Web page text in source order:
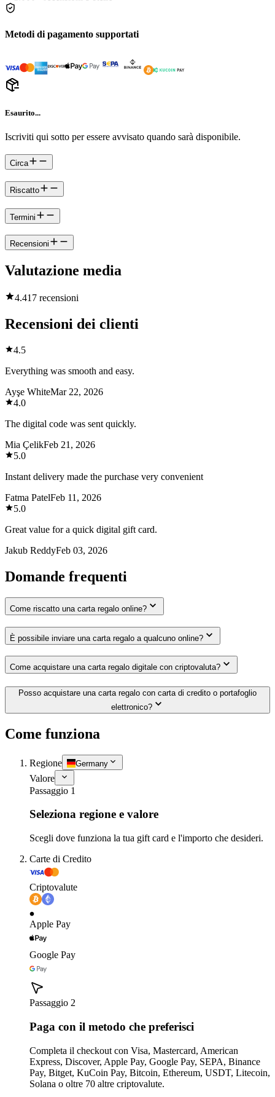
Metodi di pagamento supportati
Esaurito...
Iscriviti qui sotto per essere avvisato quando sarà disponibile.
Circa
Riscatto
Termini
Recensioni
Valutazione media
4.417 recensioni
Recensioni dei clienti
4.5
Everything was smooth and easy.
Ayşe WhiteMar 22, 2026
4.0
The digital code was sent quickly.
Mia ÇelikFeb 21, 2026
5.0
Instant delivery made the purchase very convenient
Fatma PatelFeb 11, 2026
5.0
Great value for a quick digital gift card.
Jakub ReddyFeb 03, 2026
Domande frequenti
Come riscatto una carta regalo online?
È possibile inviare una carta regalo a qualcuno online?
Come acquistare una carta regalo digitale con criptovaluta?
Posso acquistare una carta regalo con carta di credito o portafoglio
elettronico?
Come funziona
Regione Germany
Valore
Passaggio 1
Seleziona regione e valore
Scegli dove funziona la tua gift card e l'importo che desideri.
Carte di Credito
Criptovalute
Apple Pay
Google Pay
Passaggio 2
Paga con il metodo che preferisci
Completa il checkout con Visa, Mastercard, American
Express, Discover, Apple Pay, Google Pay, SEPA, Binance
Pay, Bitget, KuCoin Pay, Bitcoin, Ethereum, USDT, Litecoin,
Solana o oltre 70 altre criptovalute.